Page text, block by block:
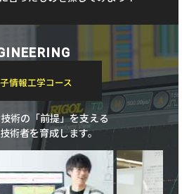
情報工学コース
術の「前提」を支える
術者を育成します。